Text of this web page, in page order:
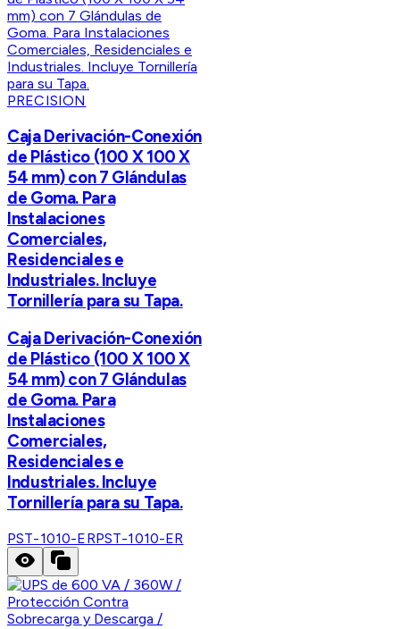
PRECISION
Caja Derivación-Conexión
de Plástico (100 X 100 X
54 mm) con 7 Glándulas
de Goma. Para
Instalaciones
Comerciales,
Residenciales e
Industriales. Incluye
Tornillería para su Tapa.
Caja Derivación-Conexión
de Plástico (100 X 100 X
54 mm) con 7 Glándulas
de Goma. Para
Instalaciones
Comerciales,
Residenciales e
Industriales. Incluye
Tornillería para su Tapa.
PST-1010-ERPST-1010-ER